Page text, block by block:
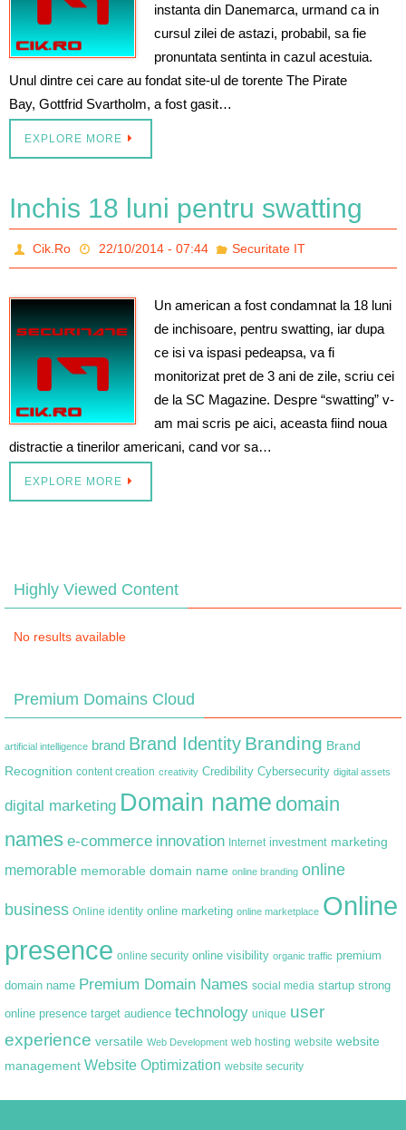
instanta din Danemarca, urmand ca in
cursul zilei de astazi, probabil, sa fie
pronuntata sentinta in cazul acestuia.
Unul dintre cei care au fondat site-ul de torente The Pirate
Bay, Gottfrid Svartholm, a fost gasit…
EXPLORE MORE
Inchis 18 luni pentru swatting
Cik.Ro 22/10/2014 - 07:44 Securitate IT
Un american a fost condamnat la 18 luni
de inchisoare, pentru swatting, iar dupa
ce isi va ispasi pedeapsa, va fi
monitorizat pret de 3 ani de zile, scriu cei
de la SC Magazine. Despre “swatting” v-
am mai scris pe aici, aceasta fiind noua
distractie a tinerilor americani, cand vor sa…
EXPLORE MORE
Highly Viewed Content
No results available
Premium Domains Cloud
artificial intelligence brand Brand Identity Branding Brand
Recognition content creation creativity Credibility Cybersecurity digital assets
digital marketing Domain name domain
names e-commerce innovation Internet investment marketing
memorable memorable domain name online branding online
business Online identity online marketing online marketplace Online
presence online security online visibility organic traffic premium
domain name Premium Domain Names social media startup strong
online presence target audience technology unique user
experience versatile Web Development web hosting website website
management Website Optimization website security